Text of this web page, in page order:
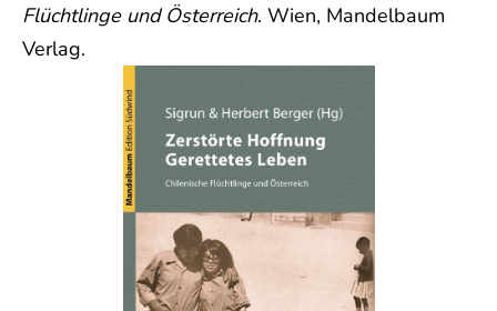
Flüchtlinge und Österreich. Wien, Mandelbaum
Verlag.